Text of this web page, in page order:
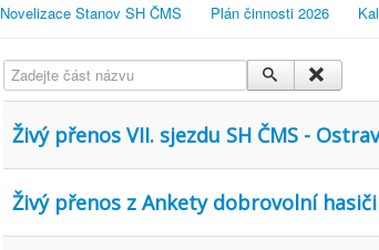
Novelizace Stanov SH ČMS Plán činnosti 2026
Zadejte část názvu
Živý přenos VII. sjezdu SH ČMS -
Živý přenos z Ankety dobrovolní